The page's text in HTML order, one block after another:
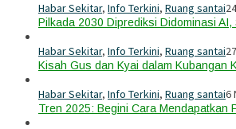
Habar Sekitar, Info Terkini, Ruang santai
Pilkada 2030 Diprediksi Didominasi
Habar Sekitar, Info Terkini, Ruang santai
Kisah Gus dan Kyai dalam Kubangan
Habar Sekitar, Info Terkini, Ruang santai6
Tren 2025: Begini Cara Mendapatkan